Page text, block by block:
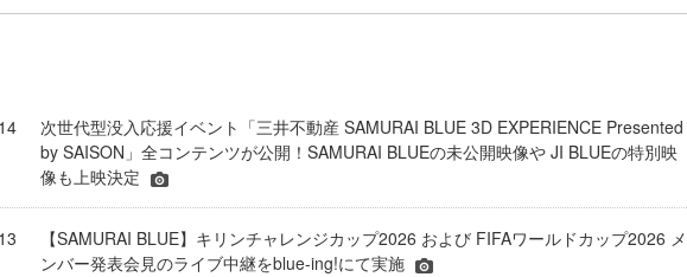
次世代型没入応援イベント「三井不動産 SAMURAI BLUE 3D EXPERIENCE Presented
by SAISON」全コンテンツが公開！SAMURAI BLUEの未公開映像や JI BLUEの特別映
像も上映決定
【SAMURAI BLUE】キリンチャレンジカップ2026 および FIFAワールドカップ2026 メ
ンバー発表会見のライブ中継をblue-ing!にて実施